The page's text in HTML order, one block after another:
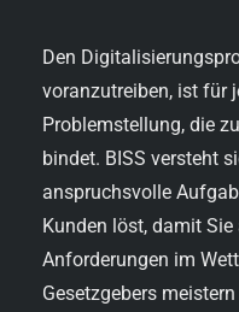
Den
voranzutreiben, ist für
Problemstellung, die
bindet. BISS versteht
anspruchsvolle
Kunden löst, damit
Anforderungen im
Gesetzgebers